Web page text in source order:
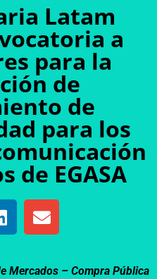
Latam
a
para la
de
de
para los
de EGASA
Mercados – Compra Pública